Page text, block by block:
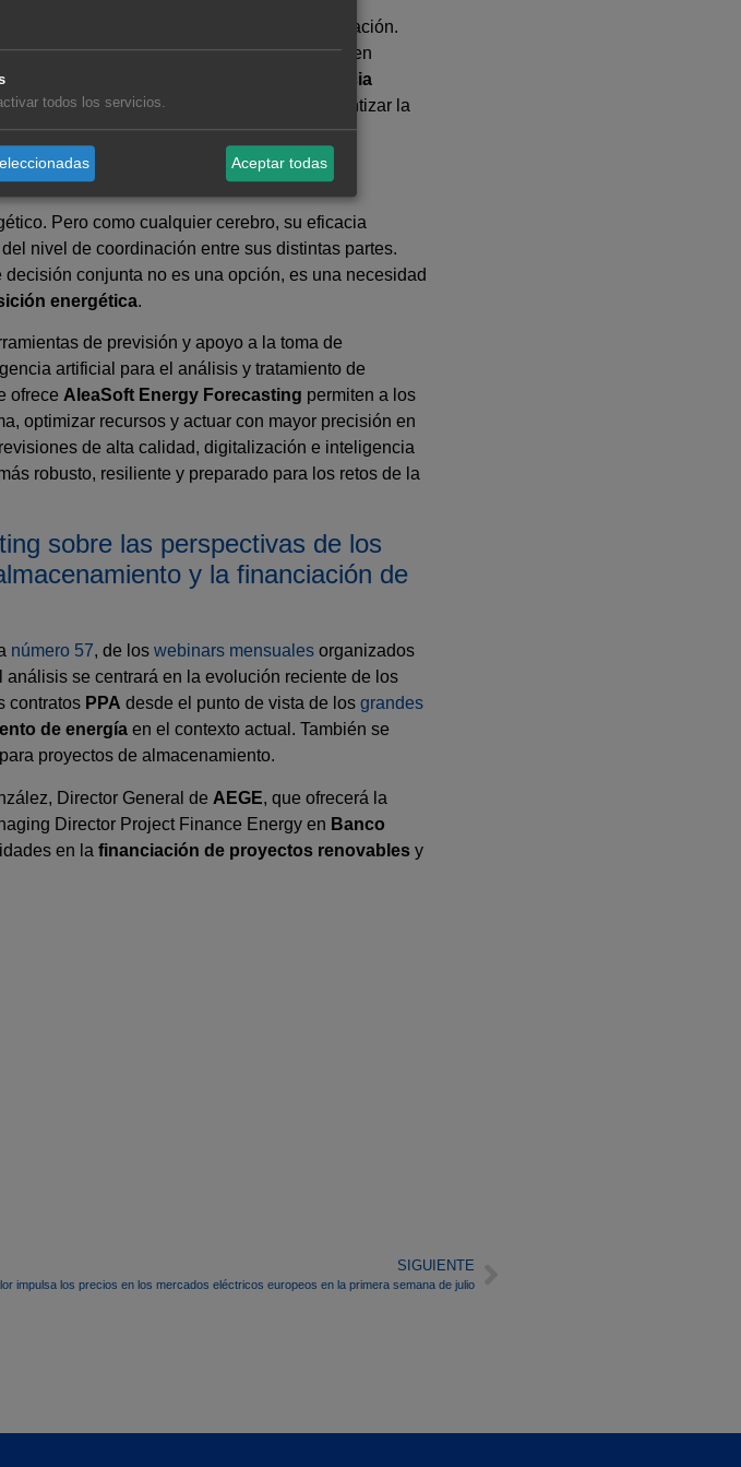
sino también organizativo y de coordinación.
compartan información en tiempo real, usen
coordinada. La
inteligencia
son esenciales para evitar errores y garantizar la
control
Pero como cualquier cerebro, su eficacia
nivel de coordinación entre sus distintas partes.
conjunta no es una opción, es una necesidad
energética.
de previsión y apoyo a la toma de
artificial para el análisis y tratamiento de
ofrece AleaSoft Energy Forecasting permiten a los
optimizar recursos y actuar con mayor precisión en
de alta calidad, digitalización e inteligencia
robusto, resiliente y preparado para los retos de la
sobre las perspectivas de los
y la financiación de
número 57, de los webinars mensualesorganizados
análisis se centrará en la evolución reciente de los
contratos PPA desde el punto de vista de los grandes
de energíaen el contexto actual. También se
para proyectos de almacenamiento.
Director General de AEGE, que ofrecerá la
Director Project Finance Energy en Banco
en la financiación de proyectos renovablesy
SIGUIENTE
impulsa los precios en los mercados eléctricos europeos en la primera semana de julio
todos los servicios.
Aceptar todas